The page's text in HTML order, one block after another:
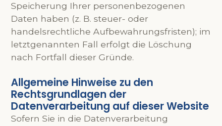
Speicherung Ihrer personenbezogenen
Daten haben (z. B. steuer- oder
handelsrechtliche Aufbewahrungsfristen); im
letztgenannten Fall erfolgt die Löschung
nach Fortfall dieser Gründe.
Allgemeine Hinweise zu den
Rechtsgrundlagen der
Datenverarbeitung auf dieser Website
Sofern Sie in die Datenverarbeitung